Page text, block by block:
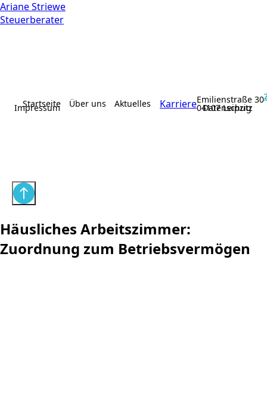
Ariane Striewe
Steuerberater
Startseite Über uns Aktuelles KarriereEmilienstraße 30
04107 Leipzig
Impressum
Datenschutz
Häusliches Arbeitszimmer:
Zuordnung zum Betriebsvermögen